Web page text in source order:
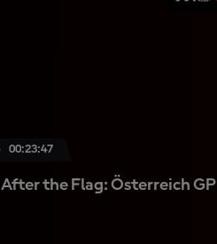
00:23:47
After the Flag: Österreich GP